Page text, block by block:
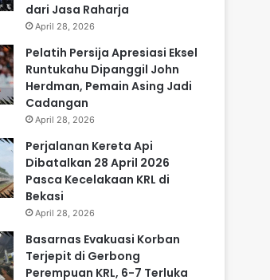
dari Jasa Raharja
April 28, 2026
Pelatih Persija Apresiasi Eksel
Runtukahu Dipanggil John
Herdman, Pemain Asing Jadi
Cadangan
April 28, 2026
Perjalanan Kereta Api
Dibatalkan 28 April 2026
Pasca Kecelakaan KRL di
Bekasi
April 28, 2026
Basarnas Evakuasi Korban
Terjepit di Gerbong
Perempuan KRL, 6-7 Terluka